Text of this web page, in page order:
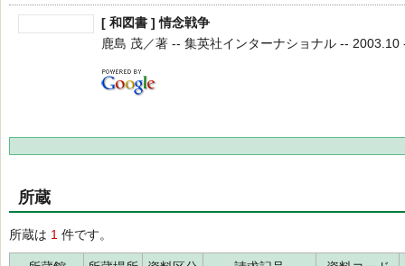
[ 和図書 ] 情念戦争
鹿島 茂／著 -- 集英社インターナショナル -- 2003.10
所蔵
所蔵は 1 件です。